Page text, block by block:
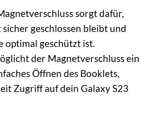
sorgt dafür,
sicher geschlossen bleibt und
optimal geschützt ist.
der Magnetverschluss ein
Öffnen des Booklets,
Zugriff auf dein Galaxy S23